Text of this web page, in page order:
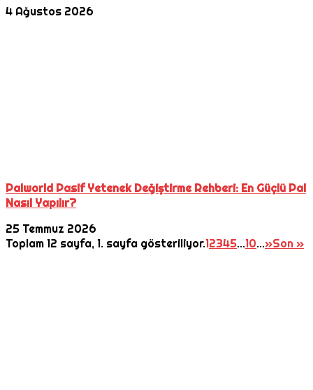
4 Ağustos 2026
Palworld Pasif Yetenek Değiştirme Rehberi: En Güçlü Pal
Nasıl Yapılır?
25 Temmuz 2026
Toplam 12 sayfa, 1. sayfa gösteriliyor.12345...10...»Son »